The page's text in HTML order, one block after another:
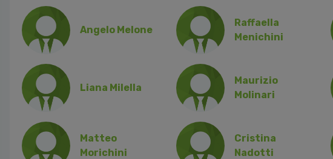
Angelo Melone
Raffaella
Menichini
Liana Milella
Maurizio
Molinari
Matteo
Morichini
Cristina
Nadotti